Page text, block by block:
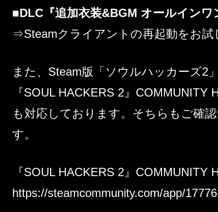
■DLC『追加衣装&BGM オールイン
⇒Steamクライアントの再起動をお試
また、Steam版「ソウルハッカーズ2
『SOUL HACKERS 2』COMMUNITY
も対応しております。そちらもご確
す。
『SOUL HACKERS 2』COMMUNITY
https://steamcommunity.com/app/